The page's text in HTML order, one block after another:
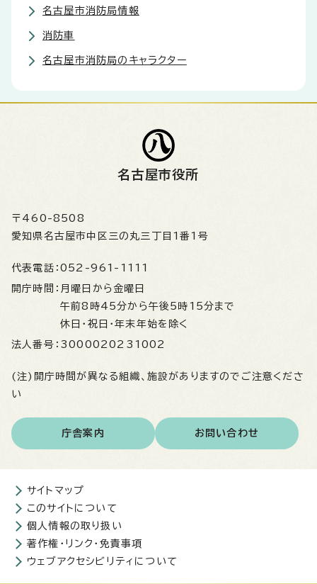
名古屋市消防局情報
消防車
名古屋市消防局のキャラクター
名古屋市役所
〒460-8508
愛知県名古屋市中区三の丸三丁目1番1号
代表電話： 052-961-1111
開庁時間： 月曜日から金曜日
午前8時45分から午後5時15分まで
休日・祝日・年末年始を除く
法人番号： 3000020231002
(注)開庁時間が異なる組織、施設がありますのでご注意くださ
い
庁舎案内 お問い合わせ
サイトマップ
このサイトについて
個人情報の取り扱い
著作権・リンク・免責事項
ウェブアクセシビリティについて